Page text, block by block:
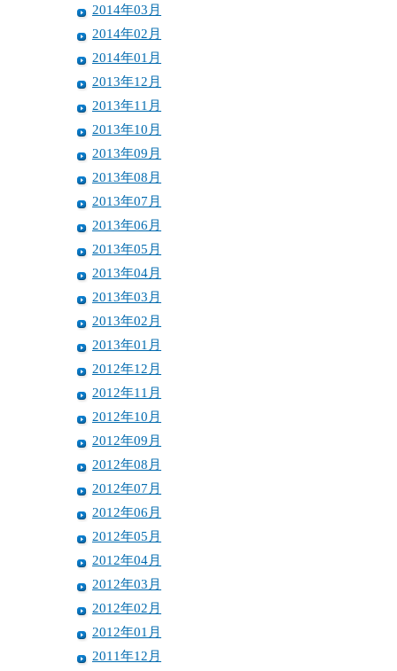
2014年03月
2014年02月
2014年01月
2013年12月
2013年11月
2013年10月
2013年09月
2013年08月
2013年07月
2013年06月
2013年05月
2013年04月
2013年03月
2013年02月
2013年01月
2012年12月
2012年11月
2012年10月
2012年09月
2012年08月
2012年07月
2012年06月
2012年05月
2012年04月
2012年03月
2012年02月
2012年01月
2011年12月